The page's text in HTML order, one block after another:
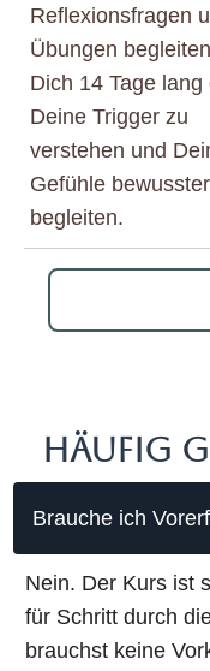
Reflexionsfragen
Übungen
Dich 14 Tage lang
Deine Trigger zu
verstehen und
Gefühle
begleiten.
HÄUFIG
Brauche ich
Nein. Der Kurs ist
für Schritt durch
brauchst keine